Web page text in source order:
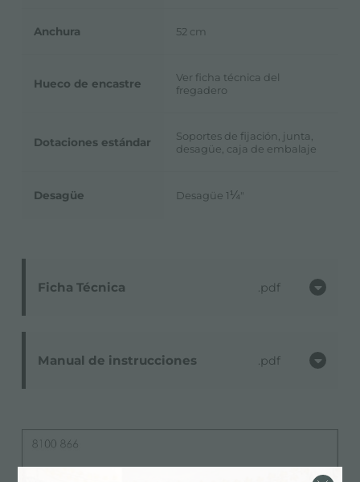
Ficha Técnica pdf
Manual de instrucciones pdf
Anchura 52 cm
Hueco de encastre
Ver ficha técnica del
fregadero
Dotaciones estándar
Soportes de fijación, junta,
desagüe, caja de embalaje
Desagüe Desagüe 1¼"